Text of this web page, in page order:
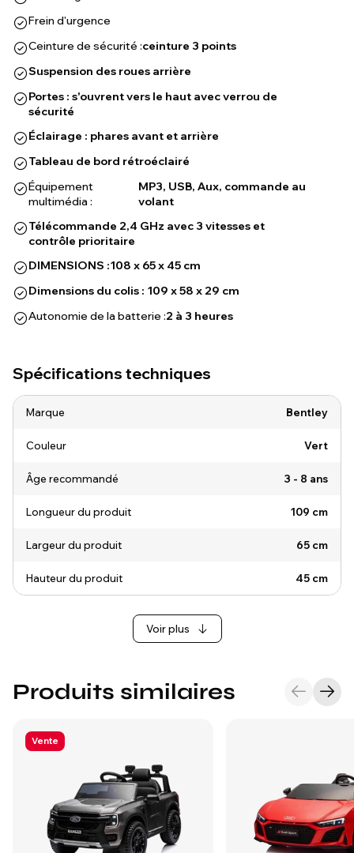
Frein d'urgence
Ceinture de sécurité :ceinture 3 points
Suspension des roues arrière
Portes : s'ouvrent vers le haut avec verrou de
sécurité
Éclairage : phares avant et arrière
Tableau de bord rétroéclairé
Équipement
multimédia :
MP3, USB, Aux, commande au
volant
Télécommande 2,4 GHz avec 3 vitesses et
contrôle prioritaire
DIMENSIONS :108 x 65 x 45 cm
Dimensions du colis : 109 x 58 x 29 cm
Autonomie de la batterie :2 à 3 heures
Spécifications techniques
Marque Bentley
Couleur Vert
Âge recommandé 3 - 8 ans
Longueur du produit 109 cm
Largeur du produit 65 cm
Hauteur du produit 45 cm
Voir plus
Produits similaires
Vente